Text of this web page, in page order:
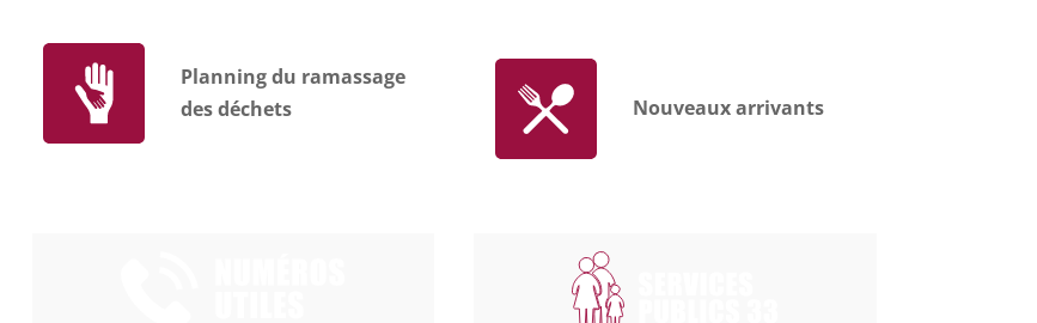
Planning du ramassage
des déchets
Nouveaux arrivants